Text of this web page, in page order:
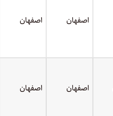
اصفهان اصفهان
اصفهان اصفهان